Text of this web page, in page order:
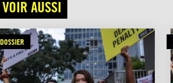
VOIR AUSSI
DOSSIER